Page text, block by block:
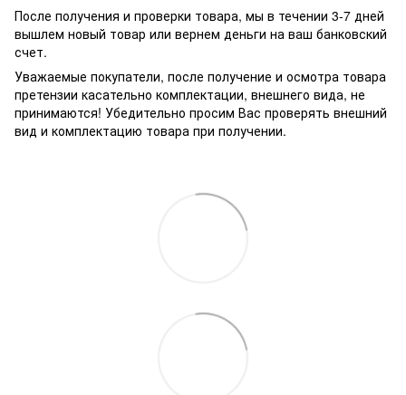
После получения и проверки товара, мы в течении 3-7 дней
вышлем новый товар или вернем деньги на ваш банковский
счет.
Уважаемые покупатели, после получение и осмотра товара
претензии касательно комплектации, внешнего вида, не
принимаются! Убедительно просим Вас проверять внешний
вид и комплектацию товара при получении.